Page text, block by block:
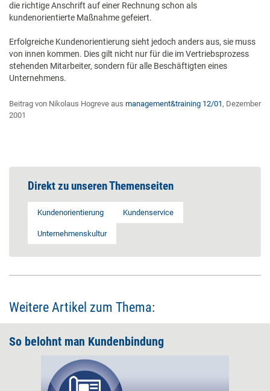
die richtige Anschrift auf einer Rechnung schon als
kundenorientierte Maßnahme gefeiert.
Erfolgreiche Kundenorientierung sieht jedoch anders aus, sie muss
von innen kommen. Dies gilt nicht nur für die im Vertriebsprozess
stehenden Mitarbeiter, sondern für alle Beschäftigten eines
Unternehmens.
Beitrag von Nikolaus Hogreve aus management&training 12/01, Dezember
2001
Direkt zu unseren Themenseiten
Kundenorientierung Kundenservice
Unternehmenskultur
Weitere Artikel zum Thema:
So belohnt man Kundenbindung